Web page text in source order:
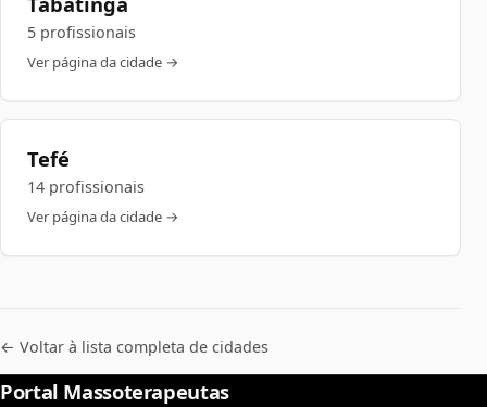
5 profissionais
Ver página da cidade →
Tefé
14 profissionais
Ver página da cidade →
← Voltar à lista completa de cidades
Portal Massoterapeutas